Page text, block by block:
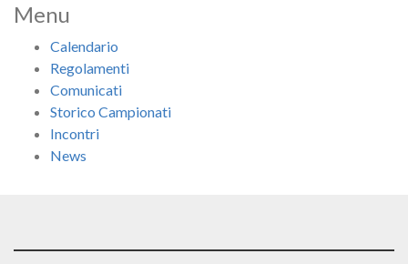
Menu
Calendario
Regolamenti
Comunicati
Storico Campionati
Incontri
News